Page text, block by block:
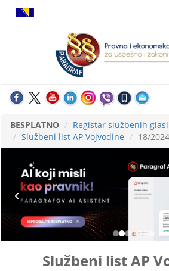
BESPLATNO
Registar službenih
Službeni list AP Vojvodine
18/2024
Službeni list AP